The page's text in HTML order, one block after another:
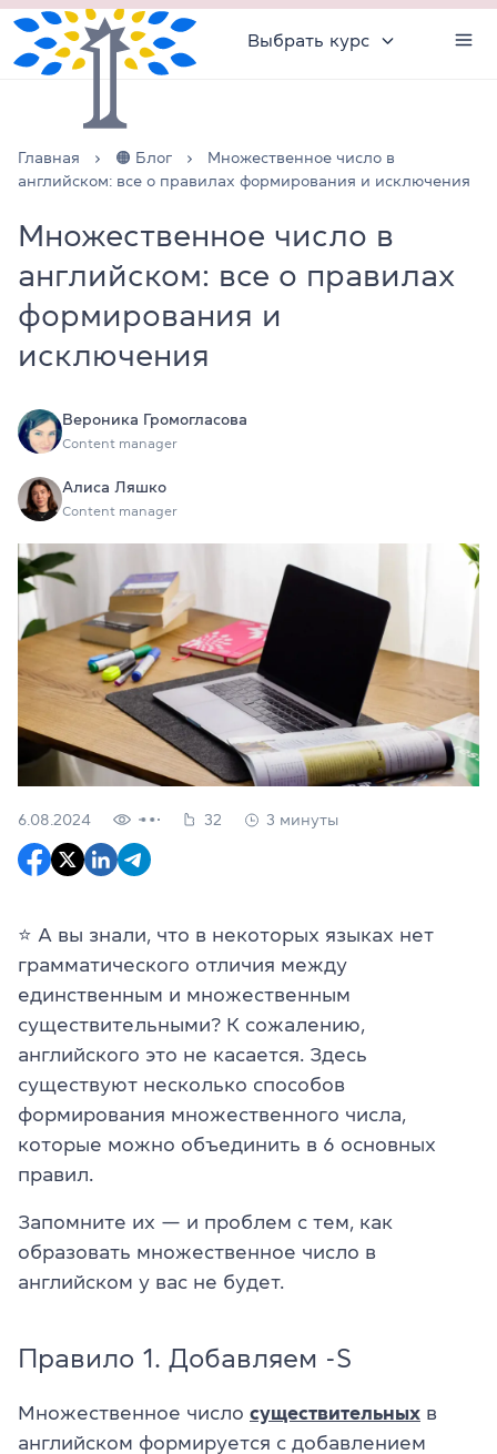
Выбрать курс
Главная 🟠 Блог
Множественное число в
английском: все о правилах формирования и исключения
Множественное число в
английском: все о правилах
формирования и
исключения
Вероника Громогласова
Content manager
Алиса Ляшко
Content manager
6.08.2024 32 3 минуты
⭐️ А вы знали, что в некоторых языках нет
грамматического отличия между
единственным и множественным
существительными? К сожалению,
английского это не касается. Здесь
существуют несколько способов
формирования множественного числа,
которые можно объединить в 6 основных
правил.
Запомните их — и проблем с тем, как
образовать множественное число в
английском у вас не будет.
Правило 1. Добавляем -S
Множественное число существительных в
английском формируется с добавлением